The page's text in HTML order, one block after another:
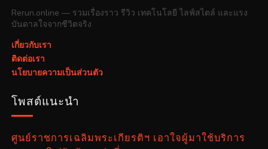
Rerun.online — รวมเรื่องราว รีวิว เทคโนโลยี ไลฟ์สไตล์ และแรง
บันดาลใจจากชีวิตจริง
เกี่ยวกับเรา
ติดต่อเรา
นโยบายความเป็นส่วนตัว
โพสต์แนะนำ
ศูนย์ราชการเฉลิมพระเกียรติฯ เอาใจผู้มาใช้บริการ